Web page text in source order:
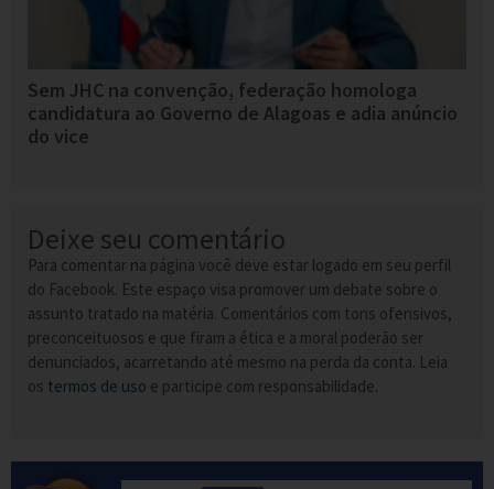
Sem JHC na convenção, federação homologa
candidatura ao Governo de Alagoas e adia anúncio
do vice
Deixe seu comentário
Para comentar na página você deve estar logado em seu perfil
do Facebook. Este espaço visa promover um debate sobre o
assunto tratado na matéria. Comentários com tons ofensivos,
preconceituosos e que firam a ética e a moral poderão ser
denunciados, acarretando até mesmo na perda da conta. Leia
os termos de uso e participe com responsabilidade.